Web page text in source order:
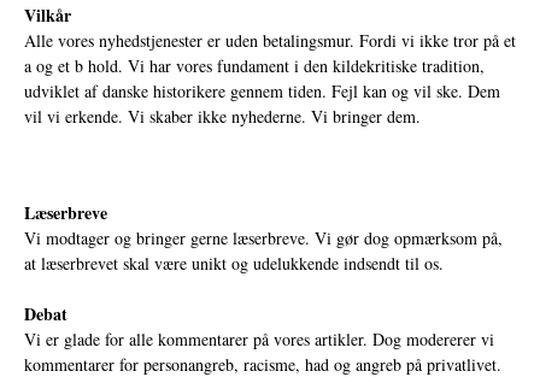
Vilkår
Alle vores nyhedstjenester er uden betalingsmur. Fordi vi ikke tror på et
a og et b hold. Vi har vores fundament i den kildekritiske tradition,
udviklet af danske historikere gennem tiden. Fejl kan og vil ske. Dem
vil vi erkende. Vi skaber ikke nyhederne. Vi bringer dem.
Læserbreve
Vi modtager og bringer gerne læserbreve. Vi gør dog opmærksom på,
at læserbrevet skal være unikt og udelukkende indsendt til os.
Debat
Vi er glade for alle kommentarer på vores artikler. Dog modererer vi
kommentarer for personangreb, racisme, had og angreb på privatlivet.